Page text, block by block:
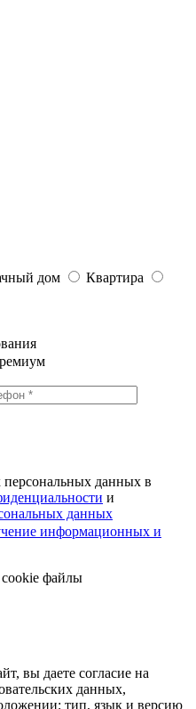
дом
Квартира
персональных данных в
и
данных
информационных и
файлы
вы даете согласие на
данных,
тип, язык и версию